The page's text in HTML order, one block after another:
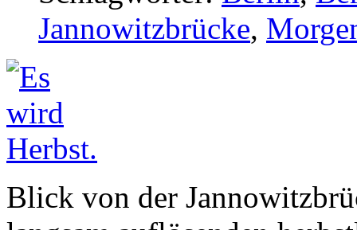
Jannowitzbrücke,
Blick von der